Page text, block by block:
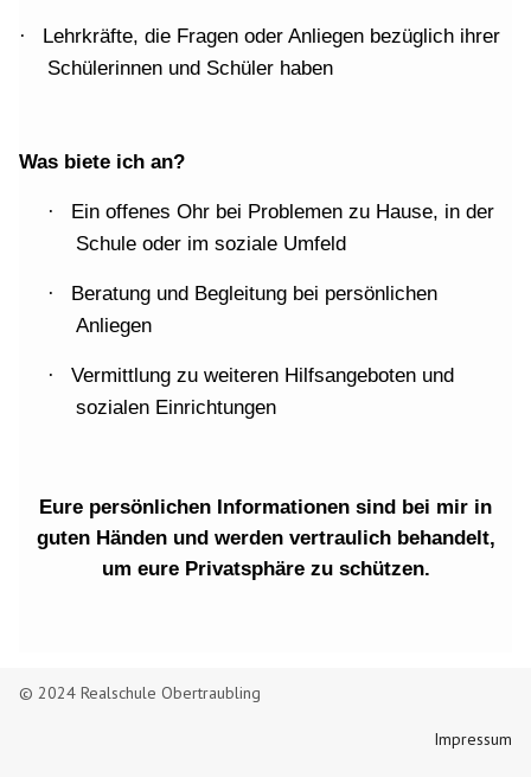
·
Lehrkräfte, die Fragen oder Anliegen bezüglich ihrer
Schülerinnen und Schüler haben
Was biete ich an?
·
Ein offenes Ohr bei Problemen zu Hause, in der
Schule oder im soziale Umfeld
·
Beratung und Begleitung bei persönlichen
Anliegen
·
Vermittlung zu weiteren Hilfsangeboten und
sozialen Einrichtungen
Eure persönlichen Informationen sind bei mir in
guten Händen und werden vertraulich behandelt,
um eure Privatsphäre zu schützen.
© 2024 Realschule Obertraubling
Impressum